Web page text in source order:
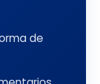
de